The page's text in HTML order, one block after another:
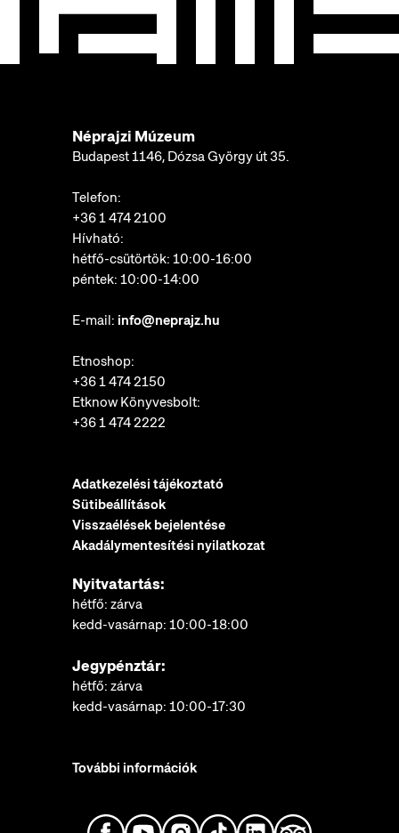
Néprajzi Múzeum
Budapest 1146, Dózsa György út 35.
Telefon:
+36 1 474 2100
Hívható:
hétfő-csütörtök: 10:00-16:00
péntek: 10:00-14:00
E-mail: info@neprajz.hu
Etnoshop:
+36 1 474 2150
Etknow Könyvesbolt:
+36 1 474 2222
Adatkezelési tájékoztató
Sütibeállítások
Visszaélések bejelentése
Akadálymentesítési nyilatkozat
Nyitvatartás:
hétfő: zárva
kedd-vasárnap: 10:00-18:00
Jegypénztár:
hétfő: zárva
kedd-vasárnap: 10:00-17:30
További információk